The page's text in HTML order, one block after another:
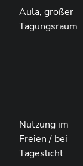
Aula, großer
Tagungsraum
Nutzung im
Freien / bei
Tageslicht